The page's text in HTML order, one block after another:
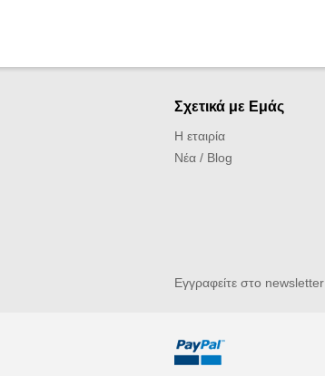
Σχετικά με Εμάς
Η εταιρία
Νέα / Blog
Εγγραφείτε στο newsletter